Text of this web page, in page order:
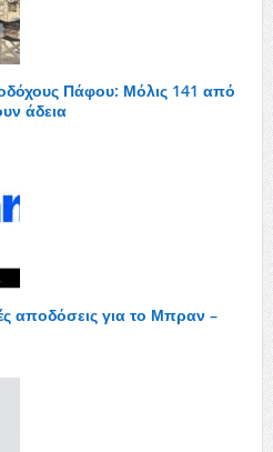
Πάφου: Μόλις 141 από
άδεια
αποδόσεις για το Μπραν –